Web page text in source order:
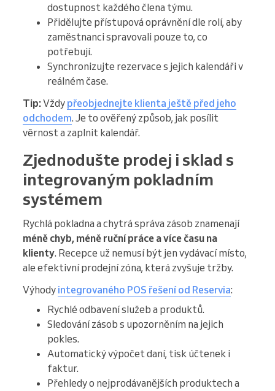
dostupnost každého člena týmu.
Přidělujte přístupová oprávnění dle rolí, aby
zaměstnanci spravovali pouze to, co
potřebují.
Synchronizujte rezervace s jejich kalendáři v
reálném čase.
Tip:Vždy přeobjednejte klienta ještě před jeho
odchodem. Je to ověřený způsob, jak posílit
věrnost a zaplnit kalendář.
Zjednodušte prodej i sklad s
integrovaným pokladním
systémem
Rychlá pokladna a chytrá správa zásob znamenají
méně chyb, méně ruční práce a více času na
klienty. Recepce už nemusí být jen vydávací místo,
ale efektivní prodejní zóna, která zvyšuje tržby.
Výhody integrovaného POS řešení od Reservia:
Rychlé odbavení služeb a produktů.
Sledování zásob s upozorněním na jejich
pokles.
Automatický výpočet daní, tisk účtenek i
faktur.
Přehledy o nejprodávanějších produktech a